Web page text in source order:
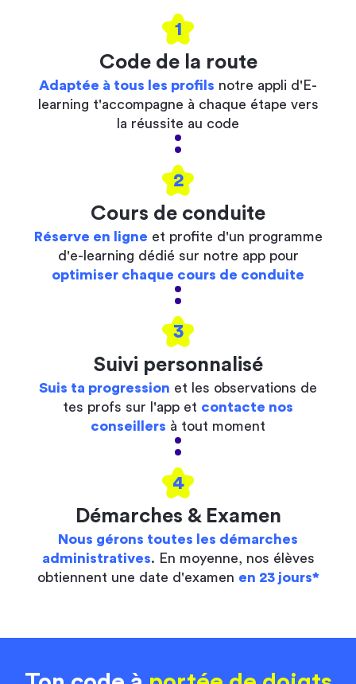
1
Code de la route
Adaptée à tous les profils notre appli d'E-
learning t'accompagne à chaque étape vers
la réussite au code
2
Cours de conduite
Réserve en ligne et profite d'un programme
d'e-learning dédié sur notre app pour
optimiser chaque cours de conduite
3
Suivi personnalisé
Suis ta progression et les observations de
tes profs sur l'app et contacte nos
conseillers à tout moment
4
Démarches & Examen
Nous gérons toutes les démarches
administratives. En moyenne, nos élèves
obtiennent une date d'examen en 23 jours*